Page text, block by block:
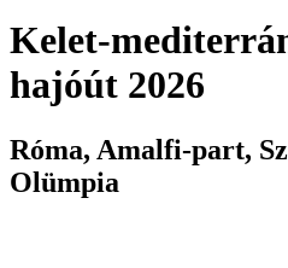
Kelet-
hajóút 2026
Róma, Amalfi-part,
Olümpia